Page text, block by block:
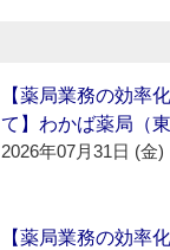
【薬局業務の効率
て】わかば薬局（東
2026年07月31日 (金)
【薬局業務の効率